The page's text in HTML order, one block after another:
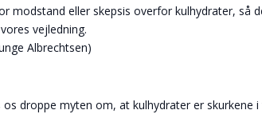
modstand eller skepsis overfor kulhydrater, så
vejledning.
Albrechtsen)
os droppe myten om, at kulhydrater er